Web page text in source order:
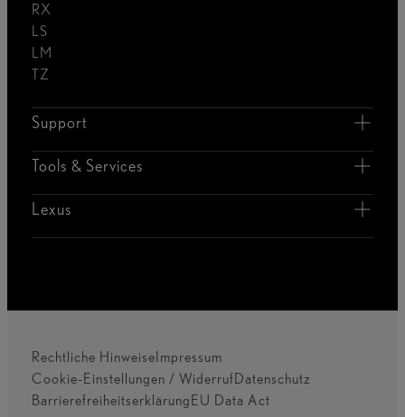
RX
LS
LM
TZ
Support
Tools & Services
Lexus
Rechtliche HinweiseImpressum
Cookie-Einstellungen / WiderrufDatenschutz
BarrierefreiheitserklärungEU Data Act